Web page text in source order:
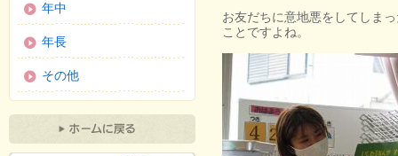
お友だちに意地悪をしてしま
ことですよね。
年中
年長
その他